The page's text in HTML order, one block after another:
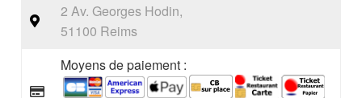
2 Av. Georges Hodin,
51100 Reims
Moyens de paiement :